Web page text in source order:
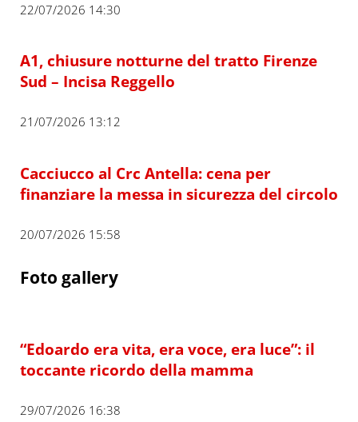
22/07/2026 14:30
A1, chiusure notturne del tratto Firenze
Sud – Incisa Reggello
21/07/2026 13:12
Cacciucco al Crc Antella: cena per
finanziare la messa in sicurezza del circolo
20/07/2026 15:58
Foto gallery
“Edoardo era vita, era voce, era luce”: il
toccante ricordo della mamma
29/07/2026 16:38